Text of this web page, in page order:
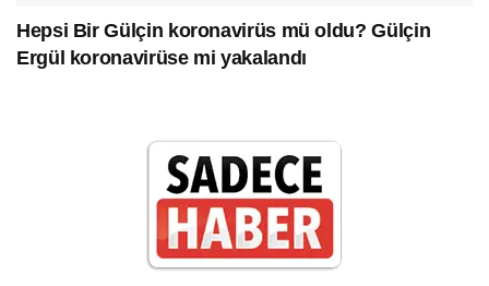
Hepsi Bir Gülçin koronavirüs mü oldu? Gülçin
Ergül koronavirüse mi yakalandı